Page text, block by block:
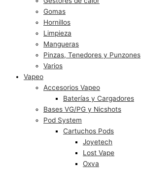
Gomas
Hornillos
Limpieza
Mangueras
Pinzas, Tenedores y Punzones
Varios
Vapeo
Accesorios Vapeo
Baterías y Cargadores
Bases VG/PG y Nicshots
Pod System
Cartuchos Pods
Joyetech
Lost Vape
Oxva